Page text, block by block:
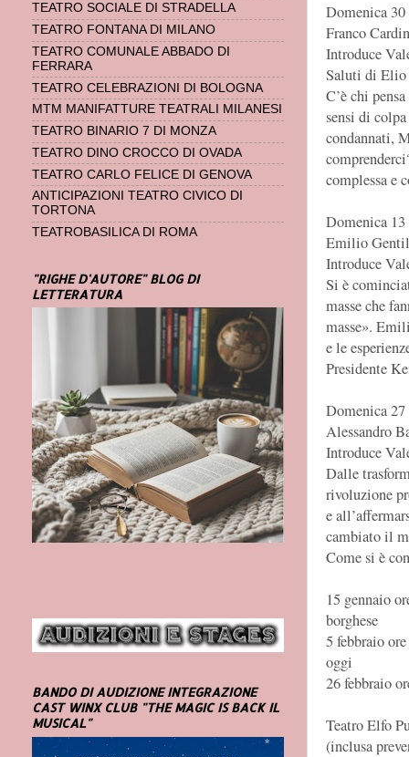
Domenica
Franco
Introduce
Saluti di Elio
C’è chi
sensi di
condannati,
complessa e
Domenica 13
Emilio
Introduce
Si è
masse che
masse».
e le
Presidente
Domenica 27
Alessandro
Introduce
Dalle
rivoluzione
e
cambiato il
Come si è
15 gennaio
borghese
5 febbraio
oggi
26 febbraio
Teatro Elfo
(inclusa
TEATRO SOCIALE DI STRADELLA
TEATRO FONTANA DI MILANO
TEATRO COMUNALE ABBADO DI
FERRARA
TEATRO CELEBRAZIONI DI BOLOGNA
MTM MANIFATTURE TEATRALI MILANESI
TEATRO BINARIO 7 DI MONZA
TEATRO DINO CROCCO DI OVADA
TEATRO CARLO FELICE DI GENOVA
ANTICIPAZIONI TEATRO CIVICO DI
TORTONA
TEATROBASILICA DI ROMA
"RIGHE D'AUTORE" BLOG DI
LETTERATURA
BANDO DI AUDIZIONE INTEGRAZIONE
CAST WINX CLUB "THE MAGIC IS BACK IL
MUSICAL"